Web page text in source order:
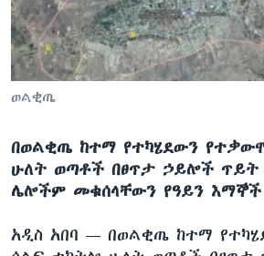
ቋንቋዎች
ወልቂጤ
በወልቂጤ ከተማ የተካሄደውን
ሁለት ወጣቶች በፀጥታ ኃይሎች ጥይት
ሌሎችም መቁሰላቸውን የዓይን እማኞች
አዲስ አበባ — በወልቂጤ ከተማ